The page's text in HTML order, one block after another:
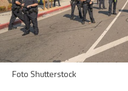
Foto Shutterstock